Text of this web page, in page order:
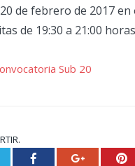
de febrero de 2017 en
de 19:30 a 21:00
Sub 20
Facebook Google+